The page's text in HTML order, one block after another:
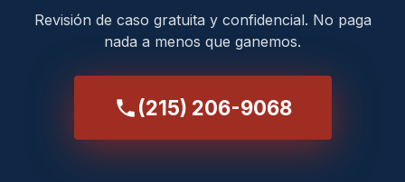
Revisión de caso gratuita y confidencial. No paga
nada a menos que ganemos.
(215) 206-9068